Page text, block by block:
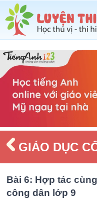
GIÁO DỤC
Bài 6: Hợp tác
công dân lớp 9